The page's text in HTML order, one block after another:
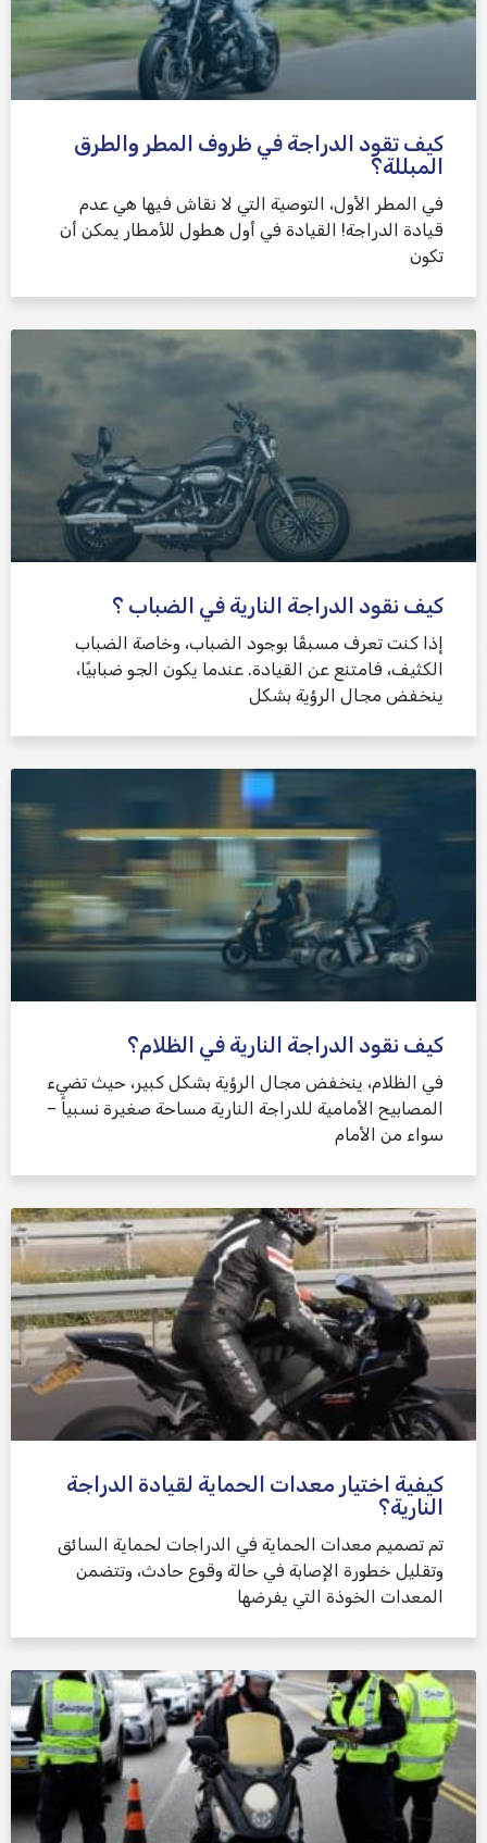
كيف تقود الدراجة في ظروف المطر والطرق
المبللة؟
في المطر الأول، التوصية التي لا نقاش فيها هي عدم
قيادة الدراجة! القيادة في أول هطول للأمطار يمكن أن
تكون
كيف نقود الدراجة النارية في الضباب ؟
إذا كنت تعرف مسبقًا بوجود الضباب، وخاصة الضباب
الكثيف، فامتنع عن القيادة. عندما يكون الجو ضبابيًا،
ينخفض ​​مجال الرؤية بشكل
كيف نقود الدراجة النارية في الظلام؟
في الظلام، ينخفض ​​مجال الرؤية بشكل كبير، حيث تضيء
المصابيح الأمامية للدراجة النارية مساحة صغيرة نسبياً –
سواء من الأمام
كيفية اختيار معدات الحماية لقيادة الدراجة
النارية؟
تم تصميم معدات الحماية في الدراجات لحماية السائق
وتقليل خطورة الإصابة في حالة وقوع حادث، وتتضمن
المعدات الخوذة التي يفرضها